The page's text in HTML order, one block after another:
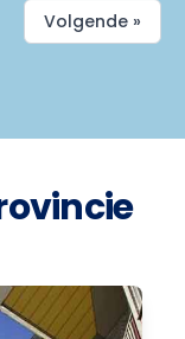
Volgende »